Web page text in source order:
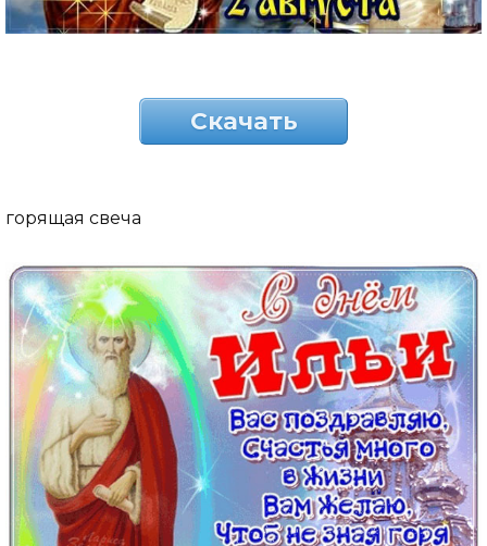
Скачать
горящая свеча